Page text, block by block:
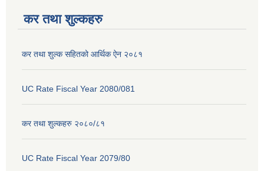
कर तथा शुल्कहरु
कर तथा शुल्क सहितको आर्थिक ऐन २०८१
UC Rate Fiscal Year 2080/081
कर तथा शुल्कहरु २०८०/८१
UC Rate Fiscal Year 2079/80